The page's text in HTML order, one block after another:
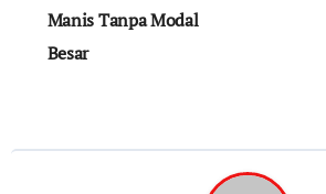
Manis Tanpa Modal
Besar